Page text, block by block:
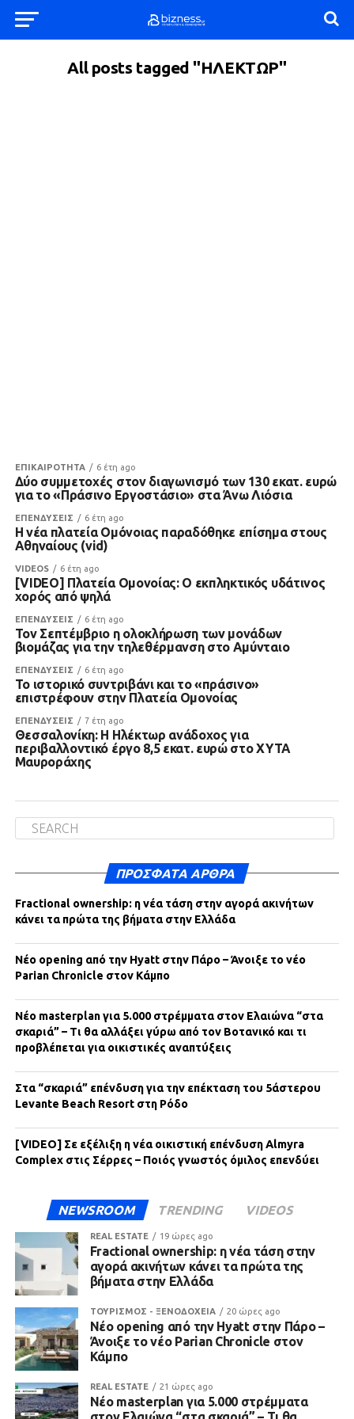
All posts tagged "ΗΛΕΚΤΩΡ"
ΕΠΙΚΑΙΡΟΤΗΤΑ 6 έτη ago
Δύο συμμετοχές στον διαγωνισμό των 130 εκατ. ευρώ
για το «Πράσινο Εργοστάσιο» στα Άνω Λιόσια
ΕΠΕΝΔΥΣΕΙΣ 6 έτη ago
Η νέα πλατεία Ομόνοιας παραδόθηκε επίσημα στους
Αθηναίους (vid)
VIDEOS 6 έτη ago
[VIDEO] Πλατεία Ομονοίας: Ο εκπληκτικός υδάτινος
χορός από ψηλά
ΕΠΕΝΔΥΣΕΙΣ 6 έτη ago
Τον Σεπτέμβριο η ολοκλήρωση των μονάδων
βιομάζας για την τηλεθέρμανση στο Αμύνταιο
ΕΠΕΝΔΥΣΕΙΣ 6 έτη ago
Το ιστορικό συντριβάνι και το «πράσινο»
επιστρέφουν στην Πλατεία Ομονοίας
ΕΠΕΝΔΥΣΕΙΣ 7 έτη ago
Θεσσαλονίκη: Η Ηλέκτωρ ανάδοχος για
περιβαλλοντικό έργο 8,5 εκατ. ευρώ στο ΧΥΤΑ
Μαυροράχης
ΠΡΌΣΦΑΤΑ ΆΡΘΡΑ
Fractional ownership: η νέα τάση στην αγορά ακινήτων
κάνει τα πρώτα της βήματα στην Ελλάδα
Νέο opening από την Hyatt στην Πάρο – Άνοιξε το νέο
Parian Chronicle στον Κάμπο
Νέο masterplan για 5.000 στρέμματα στον Ελαιώνα “στα
σκαριά” – Τι θα αλλάξει γύρω από τον Βοτανικό και τι
προβλέπεται για οικιστικές αναπτύξεις
Στα “σκαριά” επένδυση για την επέκταση του 5άστερου
Levante Beach Resort στη Ρόδο
[VIDEO] Σε εξέλιξη η νέα οικιστική επένδυση Almyra
Complex στις Σέρρες – Ποιός γνωστός όμιλος επενδύει
NEWSROOM TRENDING VIDEOS
REAL ESTATE 19 ώρες ago
Fractional ownership: η νέα τάση στην
αγορά ακινήτων κάνει τα πρώτα της
βήματα στην Ελλάδα
ΤΟΥΡΙΣΜΟΣ - ΞΕΝΟΔΟΧΕΙΑ 20 ώρες ago
Νέο opening από την Hyatt στην Πάρο –
Άνοιξε το νέο Parian Chronicle στον
Κάμπο
REAL ESTATE 21 ώρες ago
Νέο masterplan για 5.000 στρέμματα